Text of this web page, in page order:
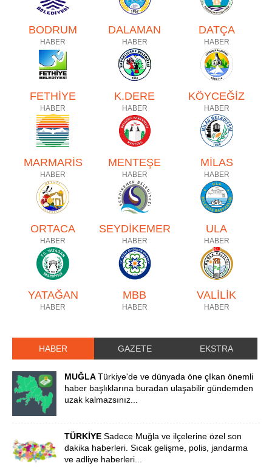
BODRUM
HABER
DALAMAN
HABER
DATÇA
HABER
FETHİYE
HABER
K.DERE
HABER
KÖYCEĞİZ
HABER
MARMARİS
HABER
MENTEŞE
HABER
MİLAS
HABER
ORTACA
HABER
SEYDİKEMER
HABER
ULA
HABER
YATAĞAN
HABER
MBB
HABER
VALİLİK
HABER
HABER GAZETE EKSTRA
MUĞLATürkiye'de ve dünyada öne çIkan önemli
haber başlıklarına buradan ulaşabilir gündemden
uzak kalmazsınız...
TÜRKİYESadece Muğla ve ilçelerine özel son
dakika haberleri. Sıcak gelişme, polis, jandarma
ve adliye haberleri...